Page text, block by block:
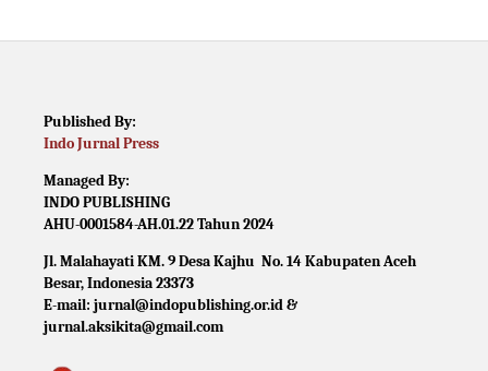
Published By:
Indo Jurnal Press
Managed By:
INDO PUBLISHING
AHU-0001584-AH.01.22 Tahun 2024
Jl. Malahayati KM. 9 Desa Kajhu No. 14 Kabupaten Aceh
Besar, Indonesia 23373
E-mail: jurnal@indopublishing.or.id &
jurnal.aksikita@gmail.com